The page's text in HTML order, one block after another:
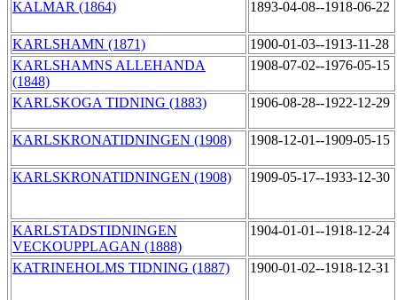
KALMAR (1864) 1893-04-08--1918-06-22
KARLSHAMN (1871)
1900-01-03--1913-11-28
KARLSHAMNS ALLEHANDA
(1848)
1908-07-02--1976-05-15
KARLSKOGA TIDNING (1883) 1906-08-28--1922-12-29
KARLSKRONATIDNINGEN (1908) 1908-12-01--1909-05-15
KARLSKRONATIDNINGEN (1908) 1909-05-17--1933-12-30
KARLSTADSTIDNINGEN
VECKOUPPLAGAN (1888)
1904-01-01--1918-12-24
KATRINEHOLMS TIDNING (1887) 1900-01-02--1918-12-31